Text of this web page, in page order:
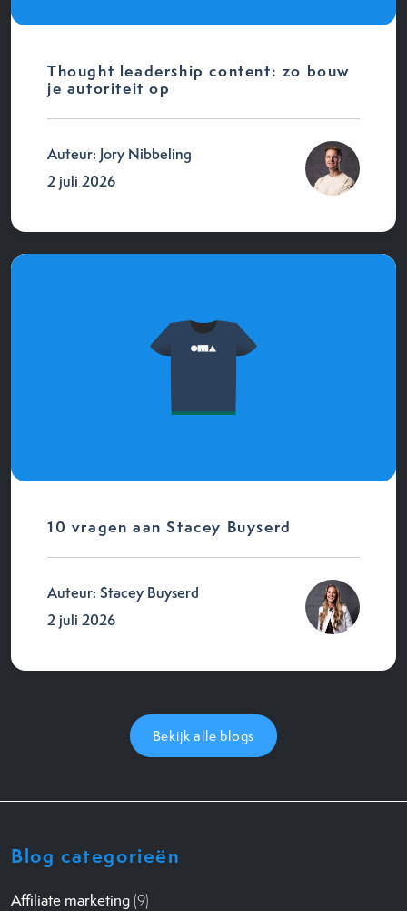
Thought leadership content: zo bouw
je autoriteit op
Auteur: Jory Nibbeling
2 juli 2026
10 vragen aan Stacey Buyserd
Auteur: Stacey Buyserd
2 juli 2026
Bekijk alle blogs
Blog categorieën
Affiliate marketing (9)